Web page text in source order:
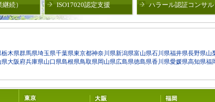
続） ISO17020認定支援 ハラール認証コンサル
栃木県群馬県埼玉県千葉県東京都神奈川県新潟県富山県石川県福井県長野県山
県大阪府兵庫県山口県島根県鳥取県岡山県広島県徳島県香川県愛媛県高知県福